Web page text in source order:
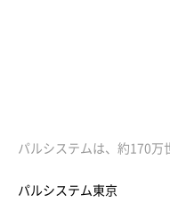
パルシステムは、約170万
パルシステム東京